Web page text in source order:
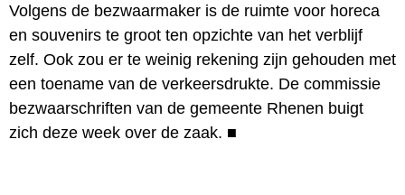
Volgens de bezwaarmaker is de ruimte voor horeca
en souvenirs te groot ten opzichte van het verblijf
zelf. Ook zou er te weinig rekening zijn gehouden met
een toename van de verkeersdrukte. De commissie
bezwaarschriften van de gemeente Rhenen buigt
zich deze week over de zaak. ■